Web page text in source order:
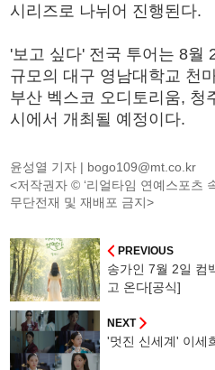
시리즈로 나뉘어 진행된다.
'보고 싶다' 전국 투어는 8월
규모의 대구 영남대학교 천
부산 벡스코 오디토리움, 청
시에서 개최될 예정이다.
윤성열 기자 | bogo109@mt.co.kr
<저작권자 © ‘리얼타임 연예스포츠
무단전재 및 재배포 금지>
PREVIOUS
송가인 7월 2일 컴
고 온다[공식]
NEXT
'멋진 신세계' 이세